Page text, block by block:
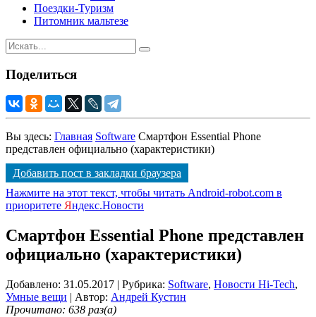
Поездки-Туризм
Питомник мальтезе
Поделиться
Вы здесь: Главная Software Смартфон Essential Phone
представлен официально (характеристики)
Добавить пост в закладки браузера
Нажмите на этот текст, чтобы читать Android-robot.com в
приоритете Яндекс.Новости
Смартфон Essential Phone представлен
официально (характеристики)
Добавлено: 31.05.2017 | Рубрика: Software, Новости Hi-Tech,
Умные вещи | Автор: Андрей Кустин
Прочитано: 638 раз(а)